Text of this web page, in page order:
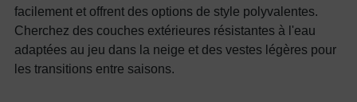
facilement et offrent des options de style polyvalentes.
Cherchez des couches extérieures résistantes à l'eau
adaptées au jeu dans la neige et des vestes légères pour
les transitions entre saisons.